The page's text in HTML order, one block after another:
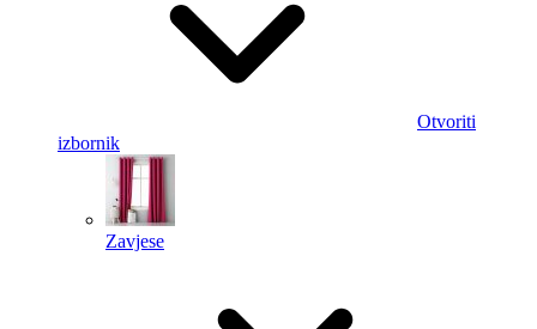
Otvoriti
izbornik
Zavjese